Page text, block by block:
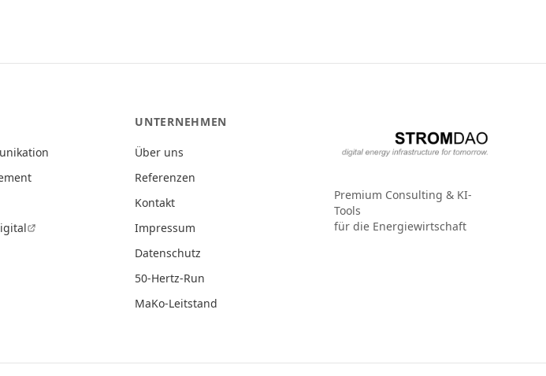
UNTERNEHMEN
Über uns
Referenzen
Kontakt
Impressum
Datenschutz
50-Hertz-Run
MaKo-Leitstand
Premium Consulting & KI-
Tools
für die Energiewirtschaft